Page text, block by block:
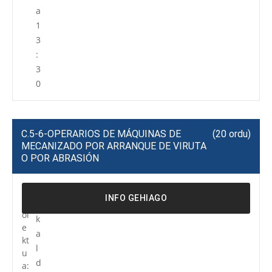
a
1
3
:
3
0
C.5-6-OPERARIOS DE MÁQUINAS DE
MECANIZADO POR ARRANQUE DE VIRUTA
O POR ABRASIÓN
(20 ordu)
oi
e
kt
u
a:
k
a
l
d
INFO GEHIAGO